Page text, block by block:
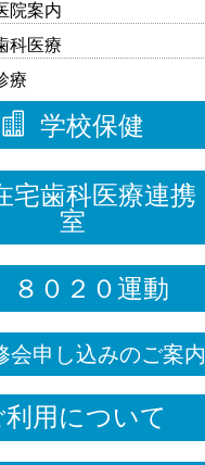
院案内
科医療
療
 学校保健
宅歯科医療連携
室
８０２０運動
会申し込みのご案内
利用について